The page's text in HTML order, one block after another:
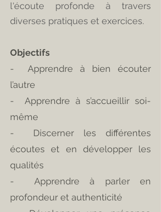
l'écoute profonde à travers
diverses pratiques et exercices.
Objectifs
- Apprendre à bien écouter
l’autre
- Apprendre à s’accueillir soi-
même
- Discerner les différentes
écoutes et en développer les
qualités
- Apprendre à parler en
profondeur et authenticité